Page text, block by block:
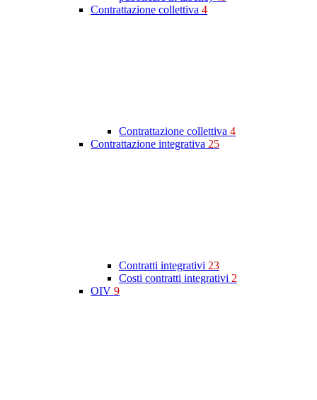
Contrattazione collettiva 4
Contrattazione collettiva 4
Contrattazione integrativa 25
Contratti integrativi 23
Costi contratti integrativi 2
OIV 9